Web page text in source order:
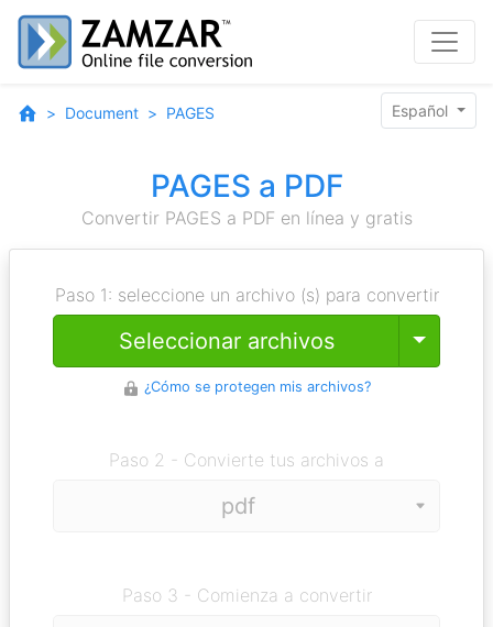
Document PAGES Español
PAGES a PDF
Convertir PAGES a PDF en línea y gratis
Paso 1: seleccione un archivo (s) para convertir
Seleccionar archivos Toggle
¿Cómo se protegen mis archivos?
Paso 2 - Convierte tus archivos a
Paso 3 - Comienza a convertir